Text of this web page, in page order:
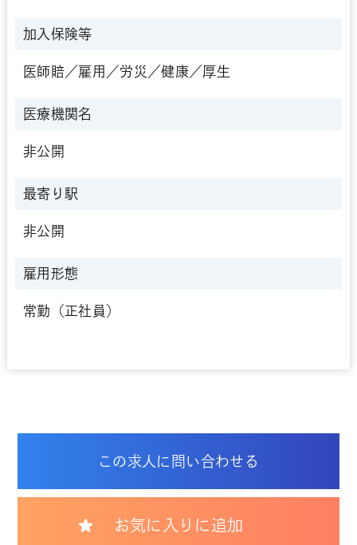
加入保険等
医師賠／雇用／労災／健康／厚生
医療機関名
非公開
最寄り駅
非公開
雇用形態
常勤（正社員）
この求人に問い合わせる
お気に入りに追加